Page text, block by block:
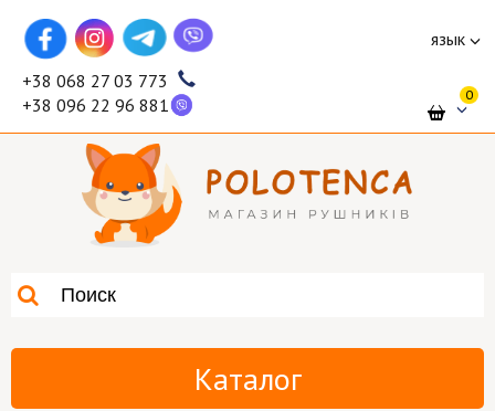
язык
+38 068 27 03 773
+38 096 22 96 881
0
Каталог